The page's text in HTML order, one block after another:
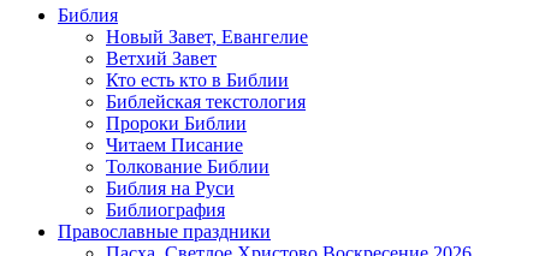
Библия
Новый Завет, Евангелие
Ветхий Завет
Кто есть кто в Библии
Библейская текстология
Пророки Библии
Читаем Писание
Толкование Библии
Библия на Руси
Библиография
Православные праздники